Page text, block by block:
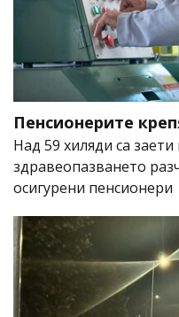
Пенсионерите
Над 59 хиляди са
здравеопазването
осигурени пенсионери